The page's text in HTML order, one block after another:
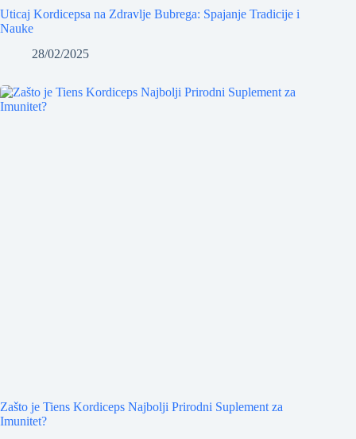
Uticaj Kordicepsa na Zdravlje Bubrega: Spajanje Tradicije i
Nauke
28/02/2025
Zašto je Tiens Kordiceps Najbolji Prirodni Suplement za
Imunitet?